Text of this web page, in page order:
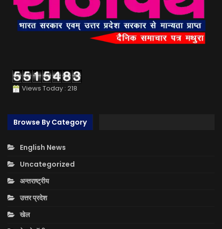
Views Today : 218
Browse By Category
English News
Uncategorized
अन्तराष्ट्रीय
उत्तर प्रदेश
खेल